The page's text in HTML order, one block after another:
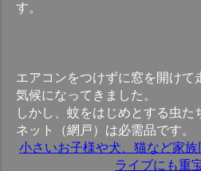
す。
エアコンをつけずに窓を開けて
気候になってきました。
しかし、蚊をはじめとする虫
ネット（網戸）は必需品です。
小さいお子様や犬、猫など家
ライブにも重